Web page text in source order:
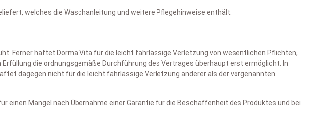
welches die Waschanleitung und weitere Pflegehinweise enthält.
Ferner haftet Dorma Vita für die leicht fahrlässige Verletzung von wesentlichen Pflichten,
die ordnungsgemäße Durchführung des Vertrages überhaupt erst ermöglicht. In
dagegen nicht für die leicht fahrlässige Verletzung anderer als der vorgenannten
einen Mangel nach Übernahme einer Garantie für die Beschaffenheit des Produktes und bei